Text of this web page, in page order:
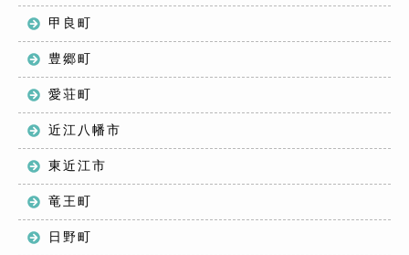
甲良町
豊郷町
愛荘町
近江八幡市
東近江市
竜王町
日野町